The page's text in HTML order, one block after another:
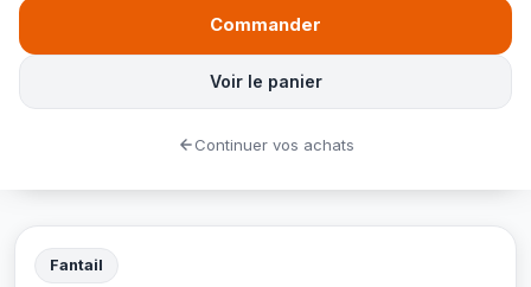
Fantail
Voir le panier
Commander
Continuer vos achats